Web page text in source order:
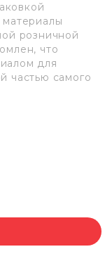
розничной
что
для
частью самого